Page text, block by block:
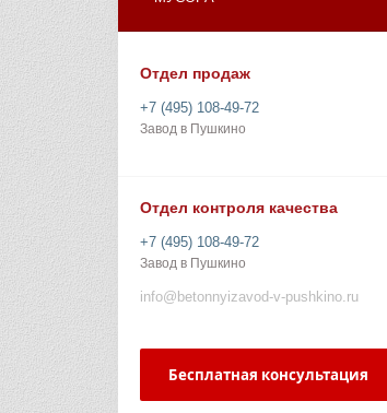
Отдел продаж
+7 (495) 108-49-72
Завод в Пушкино
Отдел контроля качества
+7 (495) 108-49-72
Завод в Пушкино
info@betonnyizavod-v-pushkino.ru
Бесплатная консультация